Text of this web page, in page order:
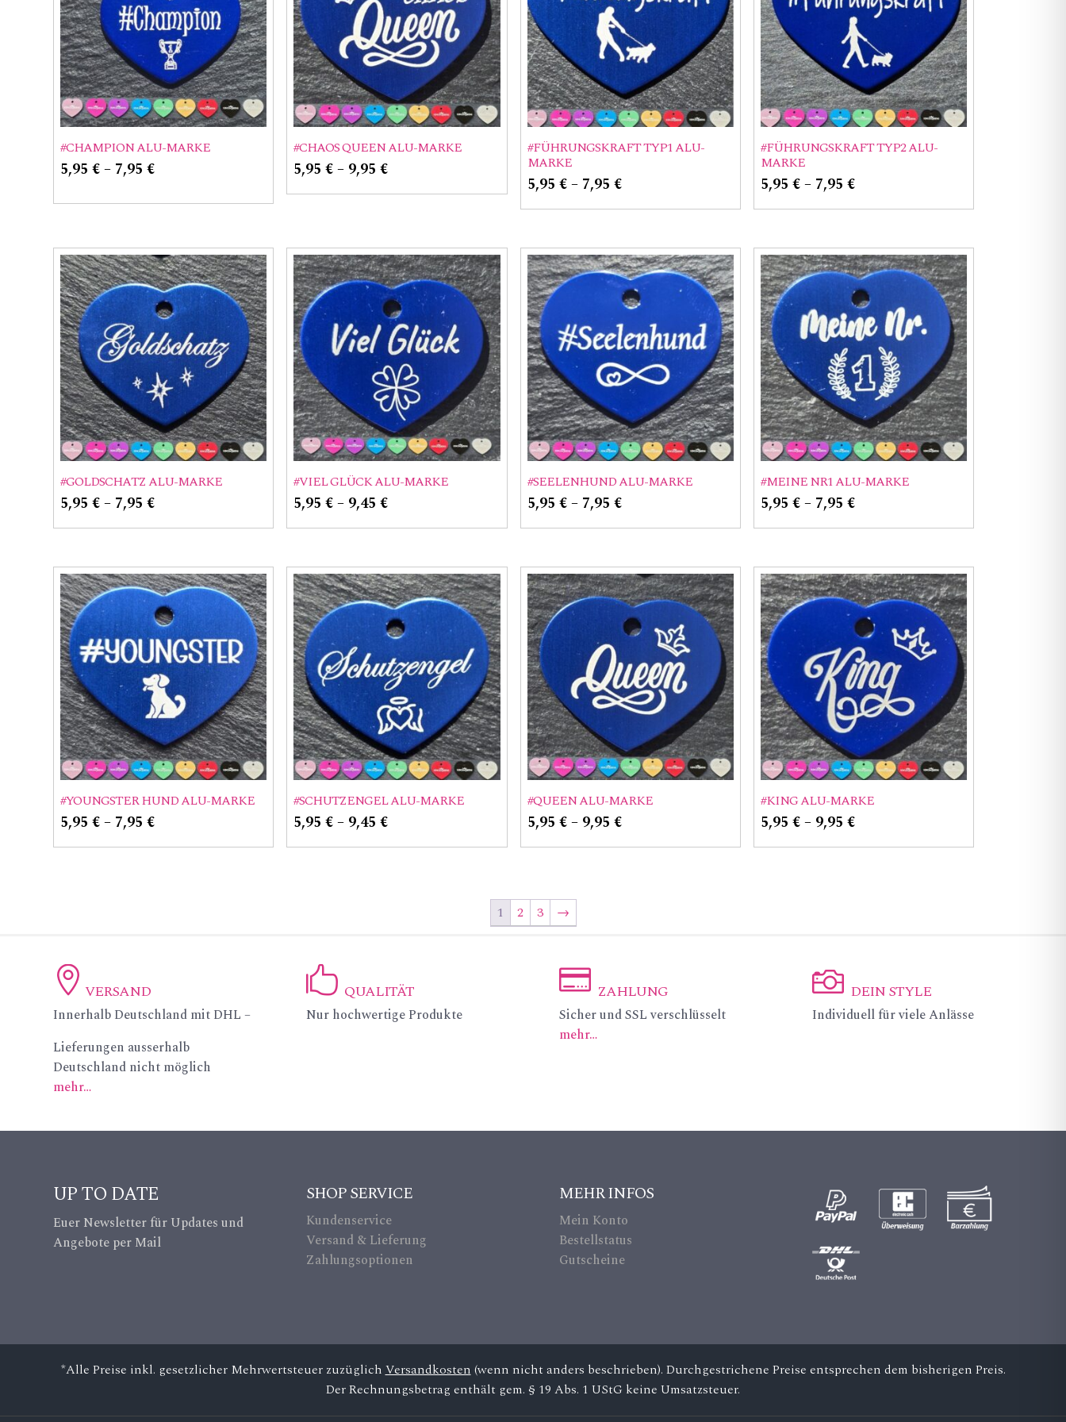
#CHAMPION ALU-MARKE
5,95€– 7,95€
#CHAOS QUEEN ALU-MARKE
5,95€– 9,95€
#FÜHRUNGSKRAFT TYP1 ALU-
MARKE
5,95 €– 7,95 €
#FÜHRUNGSKRAFT TYP2 ALU-
MARKE
5,95 €– 7,95 €
#GOLDSCHATZ ALU-MARKE
5,95€– 7,95€
#VIEL GLÜCK ALU-MARKE
5,95€– 9,45€
#SEELENHUND ALU-MARKE
5,95 €– 7,95 €
#MEINE NR1 ALU-MARKE
5,95 €– 7,95 €
#YOUNGSTER HUND ALU-MARKE
5,95€– 7,95€
#SCHUTZENGEL ALU-MARKE
5,95€– 9,45€
#QUEEN ALU-MARKE
5,95 €– 9,95 €
#KING ALU-MARKE
5,95 €– 9,95 €
1 2 3 →
ic
on
_p
_a
ic
on
VERSAND
Innerhalb Deutschland mit DHL –
Lieferungen ausserhalb
Deutschland nicht möglich
mehr…
ic
ic
QUALITÄT
Nur hochwertige Produkte
ic
on
dit
rd
ic
on
ZAHLUNG
Sicher und SSL verschlüsselt
mehr…
ic
m
a_
alt
ic
DEIN STYLE
Individuell für viele Anlässe
UP TO DATE
Euer Newsletter für Updates und
Angebote per Mail
SHOP SERVICE
Kundenservice
Versand & Lieferung
Zahlungsoptionen
MEHR INFOS
Mein Konto
Bestellstatus
Gutscheine
*Alle Preise inkl. gesetzlicher Mehrwertsteuer zuzüglichVersandkosten(wenn nicht anders beschrieben). Durchgestrichene Preise entsprechen dem bisherigen Preis.
Der Rechnungsbetrag enthält gem. § 19 Abs. 1 UStG keine Umsatzsteuer.